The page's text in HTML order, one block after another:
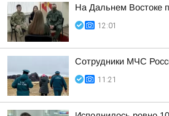
На Дальнем Востоке
12:01
Сотрудники МЧС
11:21